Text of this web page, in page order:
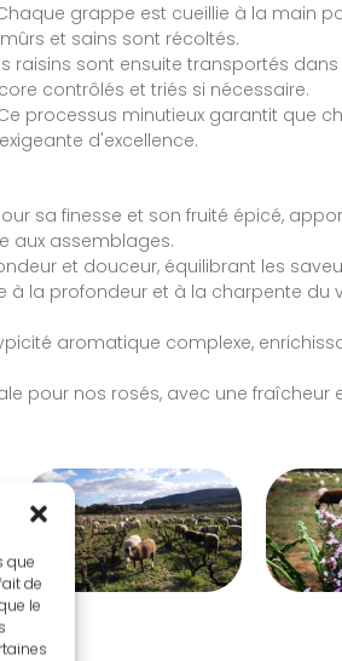
que
de
le
grappe est cueillie à la main
et sains sont récoltés.
raisins sont ensuite transportés
contrôlés et triés si nécessaire.
processus minutieux garantit que
d'excellence.
sa finesse et son fruité épicé,
aux assemblages.
et douceur, équilibrant les
à la profondeur et à la charpente du
aromatique complexe,
pour nos rosés, avec une fraîcheur